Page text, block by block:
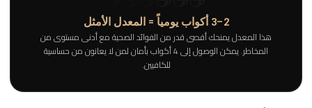
2–3 أكواب يومياً = المعدل الأمثل
هذا المعدل يمنحك أقصى قدر من الفوائد الصحية مع أدنى مستوى من
المخاطر. يمكن الوصول إلى 4 أكواب بأمان لمن لا يعانون من حساسية
للكافيين.